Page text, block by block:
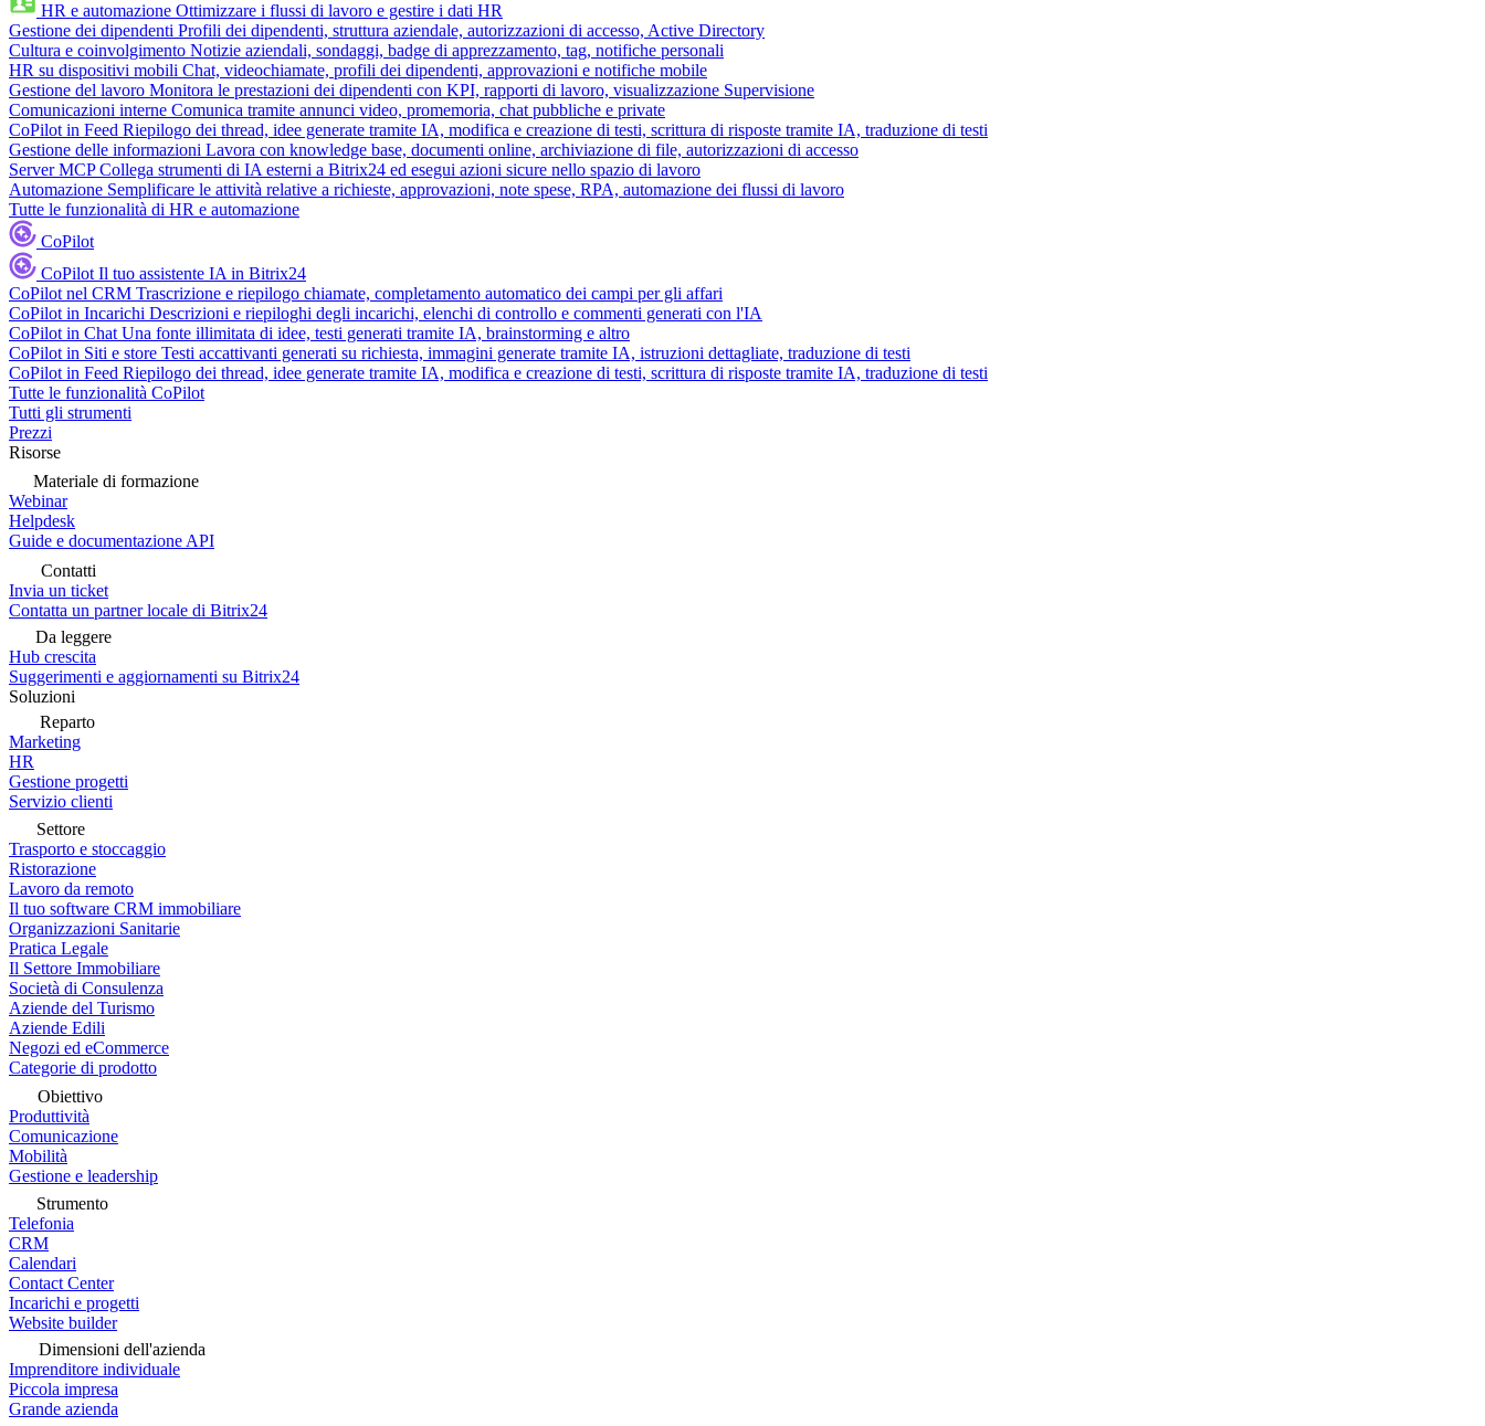
HR e automazione Ottimizzare i flussi di lavoro e gestire i dati HR
Gestione dei dipendenti Profili dei dipendenti, struttura aziendale, autorizzazioni di accesso, Active Directory
Cultura e coinvolgimento Notizie aziendali, sondaggi, badge di apprezzamento, tag, notifiche personali
HR su dispositivi mobili Chat, videochiamate, profili dei dipendenti, approvazioni e notifiche mobile
Gestione del lavoro Monitora le prestazioni dei dipendenti con KPI, rapporti di lavoro, visualizzazione Supervisione
Comunicazioni interne Comunica tramite annunci video, promemoria, chat pubbliche e private
CoPilot in Feed Riepilogo dei thread, idee generate tramite IA, modifica e creazione di testi, scrittura di risposte tramite IA, traduzione di testi
Gestione delle informazioni Lavora con knowledge base, documenti online, archiviazione di file, autorizzazioni di accesso
Server MCP Collega strumenti di IA esterni a Bitrix24 ed esegui azioni sicure nello spazio di lavoro
Automazione Semplificare le attività relative a richieste, approvazioni, note spese, RPA, automazione dei flussi di lavoro
Tutte le funzionalità di HR e automazione
CoPilot
CoPilot Il tuo assistente IA in Bitrix24
CoPilot nel CRM Trascrizione e riepilogo chiamate, completamento automatico dei campi per gli affari
CoPilot in Incarichi Descrizioni e riepiloghi degli incarichi, elenchi di controllo e commenti generati con l'IA
CoPilot in Chat Una fonte illimitata di idee, testi generati tramite IA, brainstorming e altro
CoPilot in Siti e store Testi accattivanti generati su richiesta, immagini generate tramite IA, istruzioni dettagliate, traduzione di testi
CoPilot in Feed Riepilogo dei thread, idee generate tramite IA, modifica e creazione di testi, scrittura di risposte tramite IA, traduzione di testi
Tutte le funzionalità CoPilot
Tutti gli strumenti
Prezzi
Risorse
Materiale di formazione
Webinar
Helpdesk
Guide e documentazione API
Contatti
Invia un ticket
Contatta un partner locale di Bitrix24
Da leggere
Hub crescita
Suggerimenti e aggiornamenti su Bitrix24
Soluzioni
Reparto
Marketing
HR
Gestione progetti
Servizio clienti
Settore
Trasporto e stoccaggio
Ristorazione
Lavoro da remoto
Il tuo software CRM immobiliare
Organizzazioni Sanitarie
Pratica Legale
Il Settore Immobiliare
Società di Consulenza
Aziende del Turismo
Aziende Edili
Negozi ed eCommerce
Categorie di prodotto
Obiettivo
Produttività
Comunicazione
Mobilità
Gestione e leadership
Strumento
Telefonia
CRM
Calendari
Contact Center
Incarichi e progetti
Website builder
Dimensioni dell'azienda
Imprenditore individuale
Piccola impresa
Grande azienda